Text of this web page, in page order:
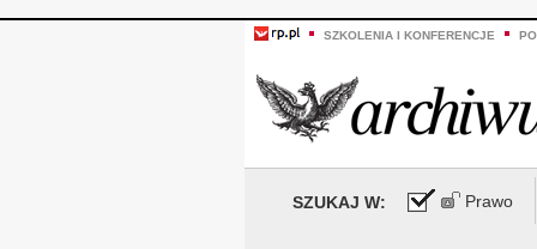
SZKOLENIA I KONFERENCJE
SZUKAJ W: Prawo